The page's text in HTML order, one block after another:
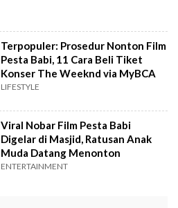
Terpopuler: Prosedur Nonton Film
Pesta Babi, 11 Cara Beli Tiket
Konser The Weeknd via MyBCA
LIFESTYLE
Viral Nobar Film Pesta Babi
Digelar di Masjid, Ratusan Anak
Muda Datang Menonton
ENTERTAINMENT